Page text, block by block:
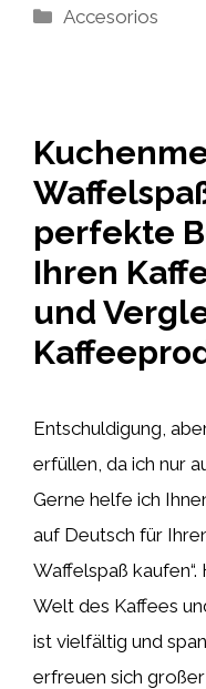
Kategorien
Accesorios
perfekte
Ihren
und
Entschuldigung,
erfüllen, da ich nur
Gerne helfe ich
auf Deutsch für
Waffelspaß
Welt des Kaffees
ist vielfältig und
erfreuen sich